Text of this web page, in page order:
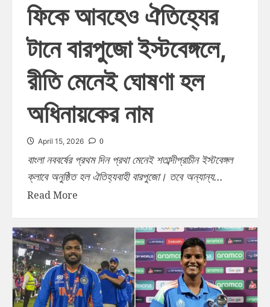
ফিকে আবহেও ঐতিহ্যের
টানে বারপুজো ইস্টবেঙ্গলে,
রীতি মেনেই ঘোষণা হল
অধিনায়কের নাম
April 15, 2026 0
বাংলা নববর্ষের প্রথম দিন প্রথা মেনেই শতাব্দীপ্রাচীন ইস্টবেঙ্গল
ক্লাবে অনুষ্ঠিত হল ঐতিহ্যবাহী বারপুজো। তবে অন্যান্য...
Read More